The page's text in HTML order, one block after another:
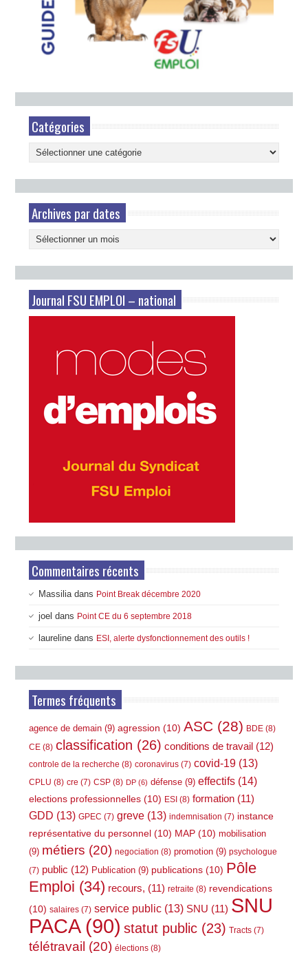
Catégories
Catégories
Archives par dates
Archives
par
dates
Journal FSU EMPLOI – national
Commentaires récents
Massilia dans Point Break décembre 2020
joel dans Point CE du 6 septembre 2018
laureline dans ESI, alerte dysfonctionnement des outils !
Termes fréquents
agence de demain (9) agression (10) ASC (28) BDE (8)
CE (8) classification (26) conditions de travail (12)
controle de la recherche (8) coronavirus (7) covid-19 (13)
CPLU (8) cre (7) CSP (8) DP (6) défense (9) effectifs (14)
elections professionnelles (10) ESI (8) formation (11)
GDD (13) GPEC (7) greve (13) indemnisation (7) instance
représentative du personnel (10) MAP (10) mobilisation
(9) métiers (20) negociation (8) promotion (9) psychologue
(7) public (12) Publication (9) publications (10) Pôle
Emploi (34) recours, (11) retraite (8) revendications
(10) salaires (7) service public (13) SNU (11) SNU
PACA(90) statut public (23) Tracts (7)
télétravail (20) élections (8)